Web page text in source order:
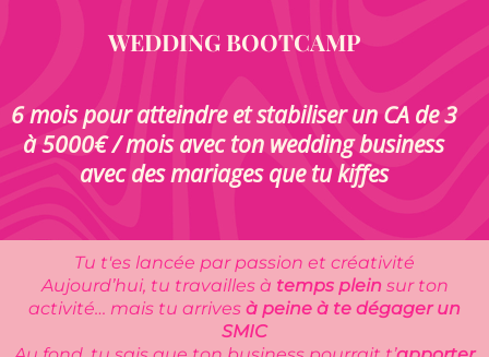
WEDDING BOOTCAMP
6 mois pour atteindre et stabiliser un CA de 3
à 5000€ / mois avec ton wedding business
avec des mariages que tu kiffes
Tu t'es lancée par passion et créativité
Aujourd’hui, tu travailles à temps plein sur ton
activité… mais tu arrives à peine à te dégager un
SMIC